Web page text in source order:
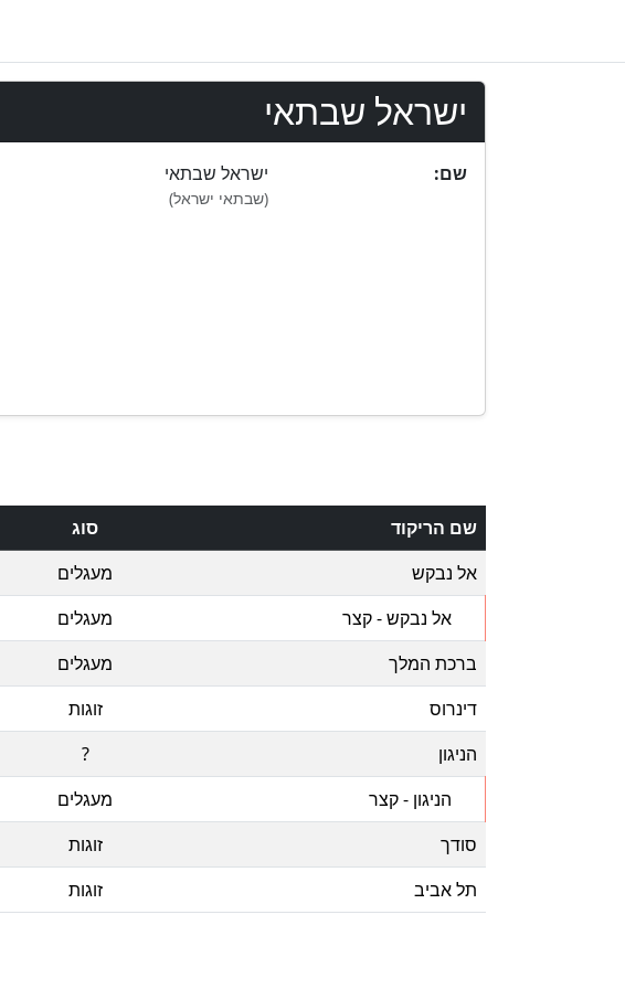
ישראל שבתאי
:שם ישראל שבתאי
(שבתאי ישראל)
סוג
שם הריקוד
מעגלים
אל נבקש
מעגלים
אל נבקש - קצר
מעגלים
ברכת המלך
זוגות
דינרוס
?
הניגון
מעגלים
הניגון - קצר
זוגות
סודך
זוגות תל אביב